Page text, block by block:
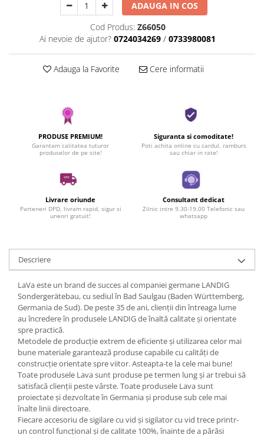
ADAUGA IN COS
Cod Produs: Z66050
Ai nevoie de ajutor? 0724034269 / 0733980081
Adauga la Favorite Cere informatii
PRODUSE PREMIUM!
Garantam calitatea tuturor
produselor de pe site!
Siguranta si comoditate!
Poti achita online cu cardul, ramburs
sau chiar in rate!
Livrare oriunde
Parteneri DPD, livram rapid, sigur si
uneori gratuit!
Consultant dedicat
Zilnic intre 9.30-19.00 Telefonic sau
whatsapp
Descriere
LaVa este un brand de succes al companiei germane LANDIG
Sondergerätebau, cu sediul în Bad Saulgau (Baden Württemberg,
Germania de Sud). De peste 35 de ani, clienții din întreaga lume
au încredere în produsele LANDIG de înaltă calitate și orientate
spre practică.
Metodele de producție extrem de eficiente și utilizarea celor mai
bune materiale garantează produse capabile cu calități de
construcție orientate spre viitor. Asteapta-te la cele mai bune!
Toate produsele Lava sunt produse pe termen lung și ar trebui să
satisfacă clienții peste vârste. Toate produsele Lava sunt
proiectate și dezvoltate în Germania și produse sub cele mai
înalte linii directoare.
Fiecare accesoriu de sigilare cu vid și sigilator cu vid trece printr-
un control funcțional și de calitate 100%, înainte de a părăsi